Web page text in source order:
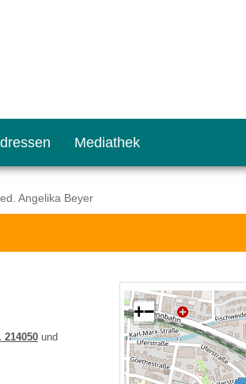
Mediathek
Angelika Beyer
und
+−